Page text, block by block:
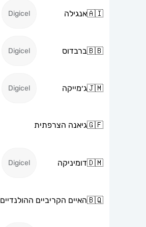
🇦🇮אנגילה Digicel
🇧🇧ברבדוס Digicel
🇯🇲ג׳מייקה Digicel
🇬🇫גיאנה הצרפתית
🇩🇲דומיניקה Digicel
🇧🇶האיים הקריביים ההולנדיים